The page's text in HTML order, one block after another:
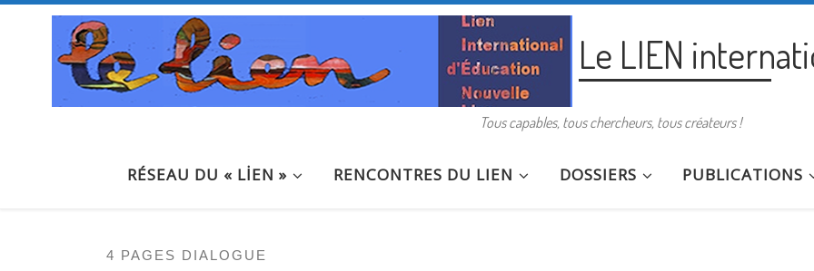
Passer au contenu
Le LIEN
Tous capables, tous chercheurs, tous créateurs !
RÉSEAU DU « LİEN » RENCONTRES DU LIEN DOSSIERS PUBLICATIONS
4 PAGES DIALOGUE